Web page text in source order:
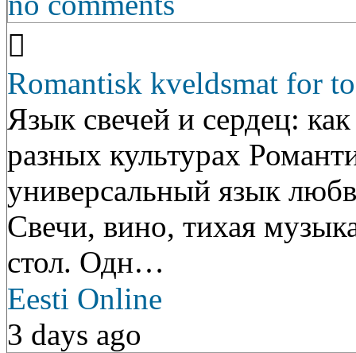
Romantisk kveldsmat for to
Язык свечей и сердец:
разных культурах
универсальный язык
Свечи, вино, тихая
стол. Одн…
Eesti Online
3 days ago